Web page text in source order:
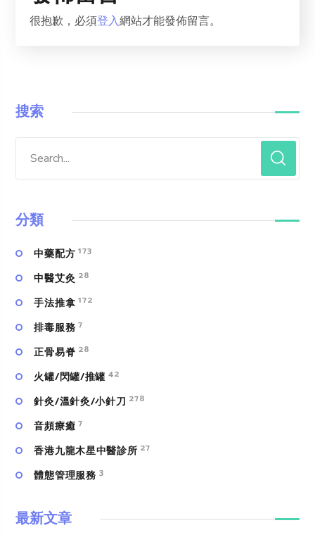
很抱歉，必須登入網站才能發佈留言。
搜索
分類
中藥配方 173
中醫艾灸 28
手法推拿 172
排毒服務 7
正骨易脊 28
火罐/閃罐/推罐 42
針灸/溫針灸/小針刀 278
⾳頻療癒 7
香港九龍木星中醫診所 27
體態管理服務 3
最新文章